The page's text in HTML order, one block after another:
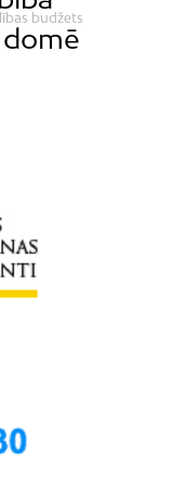
budžets
domē